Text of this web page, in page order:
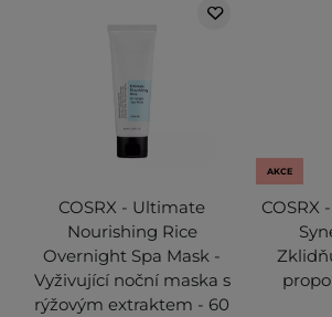
COSRX - Ultimate
Nourishing Rice
Overnight Spa Mask -
Vyživující noční maska s
rýžovým extraktem - 60
AKCE
COSRX